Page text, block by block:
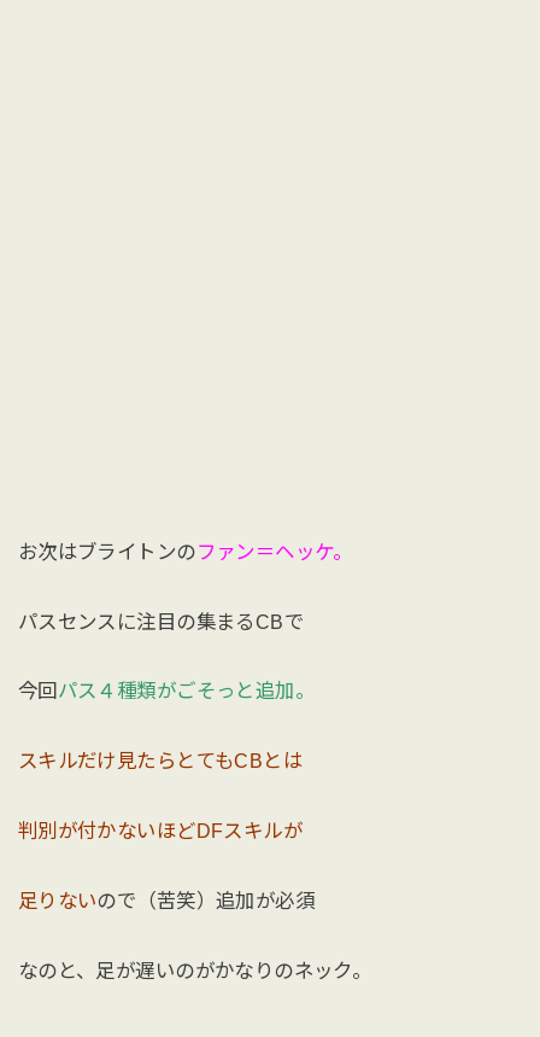
お次はブライトンのファン＝ヘッケ。
パスセンスに注目の集まるCBで
今回 パス４種類がごそっと追加。
スキルだけ見たらとてもCBとは
判別が付かないほどDFスキルが
足りないので（苦笑）追加が必須
なのと、足が遅いのがかなりのネック。